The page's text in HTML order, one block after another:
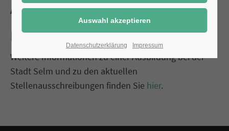
Ausbildung
Details
Weitere Informationen zu einer Ausbildung bei der
Stadt Selm und zu den aktuellen
Stellenausschreibungen finden Sie hier.
Datenschutzerklärung Impressum